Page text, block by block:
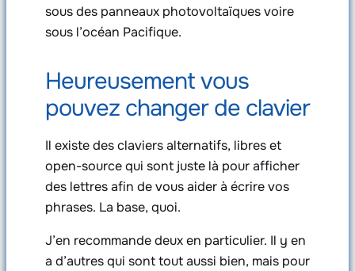
sous des panneaux photovoltaïques voire
sous l’océan Pacifique.
Heureusement vous
pouvez changer de clavier
Il existe des claviers alternatifs, libres et
open-source qui sont juste là pour afficher
des lettres afin de vous aider à écrire vos
phrases. La base, quoi.
J’en recommande deux en particulier. Il y en
a d’autres qui sont tout aussi bien, mais pour